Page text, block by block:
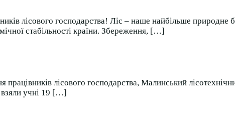
лісового господарства! Ліс – наше найбільше природне
стабільності країни. Збереження, […]
лісового господарства, Малинський
взяли учні 19 […]